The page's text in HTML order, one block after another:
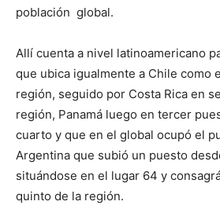
población global.
Allí cuenta a nivel latinoamericano
que ubica igualmente a Chile como
región, seguido por Costa Rica en
región, Panamá luego en tercer
cuarto y que en el global ocupó el
Argentina que subió un puesto
situándose en el lugar 64 y
quinto de la región.